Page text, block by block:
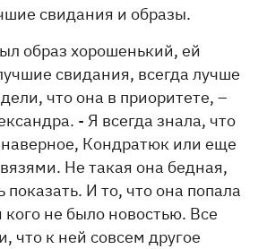
свидания и образы.
образ хорошенький, ей
свидания, всегда лучше
что она в приоритете, –
- Я всегда знала, что
наверное, Кондратюк или еще
Не такая она бедная,
показать. И то, что она попала
не было новостью. Все
что к ней совсем другое